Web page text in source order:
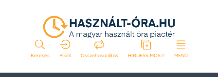
Keresés Profil Összehasonlítás HIRDESS MOST! MENÜ